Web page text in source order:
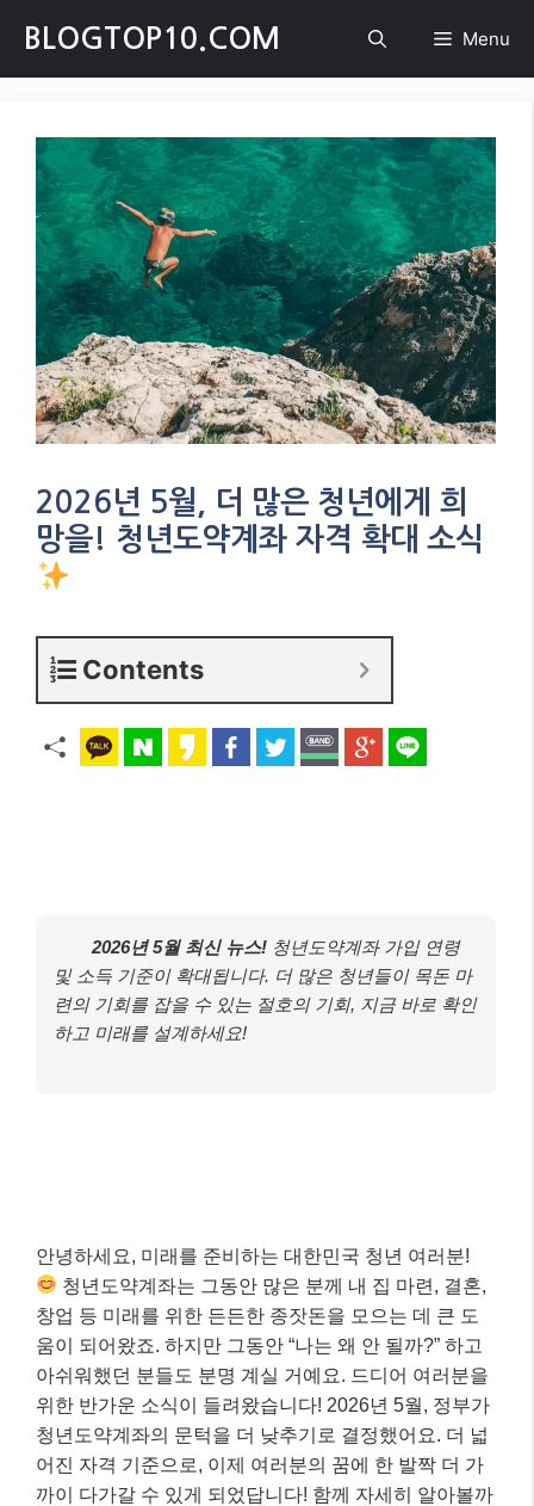
content
BLOGTOP10.COM Menu
2026년 5월, 더 많은 청년에게 희
망을! 청년도약계좌 자격 확대 소식
Contents
2026년 5월 최신 뉴스! 청년도약계좌 가입 연령
및 소득 기준이 확대됩니다. 더 많은 청년들이 목돈 마
련의 기회를 잡을 수 있는 절호의 기회, 지금 바로 확인
하고 미래를 설계하세요!
안녕하세요, 미래를 준비하는 대한민국 청년 여러분!
청년도약계좌는 그동안 많은 분께 내 집 마련, 결혼,
창업 등 미래를 위한 든든한 종잣돈을 모으는 데 큰 도
움이 되어왔죠. 하지만 그동안 “나는 왜 안 될까?” 하고
아쉬워했던 분들도 분명 계실 거예요. 드디어 여러분을
위한 반가운 소식이 들려왔습니다! 2026년 5월, 정부가
청년도약계좌의 문턱을 더 낮추기로 결정했어요. 더 넓
어진 자격 기준으로, 이제 여러분의 꿈에 한 발짝 더 가
까이 다가갈 수 있게 되었답니다! 함께 자세히 알아볼까